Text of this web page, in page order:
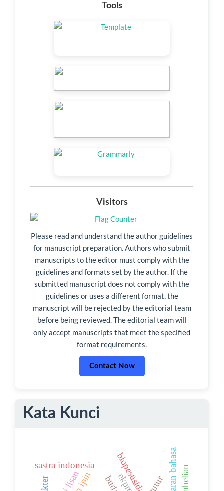
Tools
Visitors
Please read and understand the author guidelines
for manuscript preparation. Authors who submit
manuscripts to the editor must comply with the
guidelines and formats set by the author. If the
submitted manuscript does not comply with the
guidelines or uses a different format, the
manuscript will be rejected by the editorial team
before being reviewed. The editorial team will
only accept manuscripts that meet the specified
format requirements.
Contact Now
Kata Kunci
sastra indonesia biopestisida